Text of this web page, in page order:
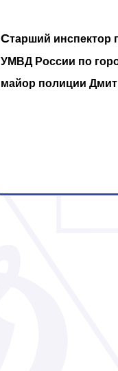
Старший инспектор
УМВД России по
майор полиции